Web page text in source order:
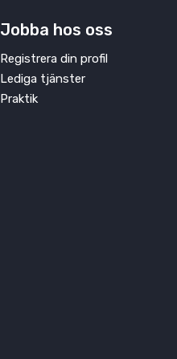
Jobba hos oss
Registrera din profil
Lediga tjänster
Praktik